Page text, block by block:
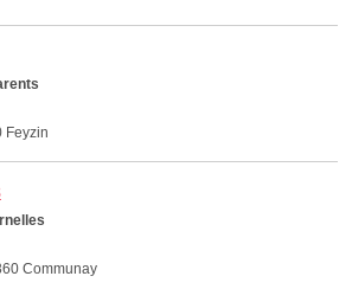
Feyzin
Communay